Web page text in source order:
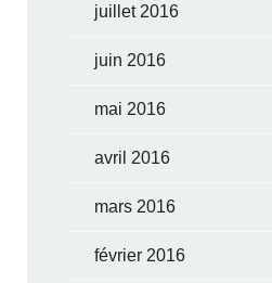
juillet 2016
juin 2016
mai 2016
avril 2016
mars 2016
février 2016